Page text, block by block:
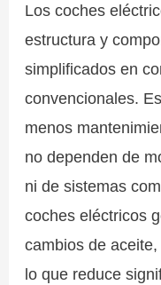
Los coches
estructura y
simplificados en
convencionales.
menos
no dependen de
ni de sistemas
coches eléctricos
cambios de
lo que reduce